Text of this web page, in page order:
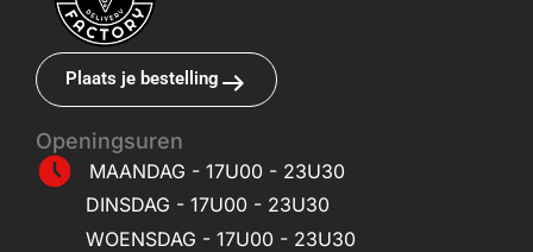
Plaats je bestelling
Openingsuren
MAANDAG - 17U00 - 23U30
DINSDAG - 17U00 - 23U30
WOENSDAG - 17U00 - 23U30